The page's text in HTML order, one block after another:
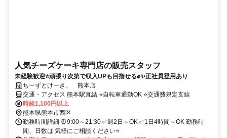
人気チーズケーキ専門店の販売スタッフ
未経験歓迎⭐頑張り次第で収入UPも目指せる✊✨正社員登用あり
ちーずとけーき。 熊本店
交通・アクセス 熊本駅直結 ⭐自転車通勤OK ⭐交通費規定支給
時給1,100円以上
熊本県熊本市西区
勤務時間詳細 ⏰9:00～21:30 ✅週2日～OK ✅1日4時間～OK 勤務時
間、日数は 気軽にご相談ください⭐